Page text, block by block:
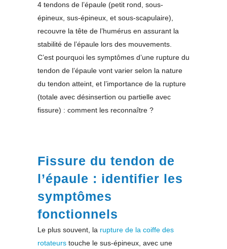
4 tendons de l’épaule (petit rond, sous-
épineux, sus-épineux, et sous-scapulaire),
recouvre la tête de l’humérus en assurant la
stabilité de l’épaule lors des mouvements.
C’est pourquoi les symptômes d’une rupture du
tendon de l’épaule vont varier selon la nature
du tendon atteint, et l’importance de la rupture
(totale avec désinsertion ou partielle avec
fissure) : comment les reconnaître ?
Fissure du tendon de
l’épaule : identifier les
symptômes
fonctionnels
Le plus souvent, la rupture de la coiffe des
rotateurs touche le sus-épineux, avec une